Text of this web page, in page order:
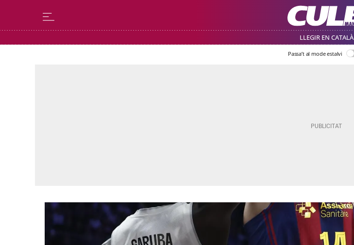
LLEGIR EN CATALÀ
Passa’t al mode estalvi